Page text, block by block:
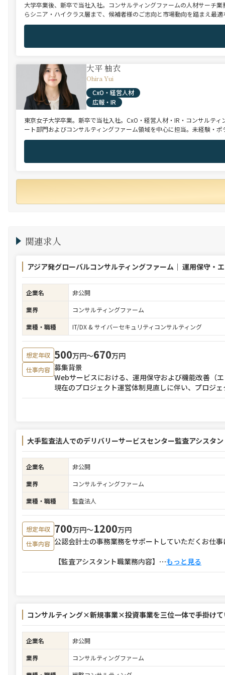
大学卒業後、新卒で当社入社。コンサルティングファームの人材サーチ
らシニア・ハイクラス層まで、候補者様のご志向と市場動向を踏まえ最
大平 柚衣
Ohira Yui
CxO・経営人材
広報・IR
東京女子大学卒業。新卒で当社入社。CxO・経営人材・IR・コンサルテ
ート部門およびコンサルティングファーム領域を中心に担当。未経験・
関連求人
アジア発グローバルコンサルティングファーム｜ 運用保守・
企業名
非公開
業界
コンサルティングファーム
業種・職種
IT/DX & サイバーセキュリティコンサルティング
想定年収 500万円〜670万円
仕事内容 募集背景
Webサービスにおける、運用保守および機能改善（
現在のプロジェクト運営体制見直しに伴い、プロジ
大手監査法人でのデリバリーサービスセンター監査アシスタ
企業名
非公開
業界
コンサルティングファーム
業種・職種
監査法人
想定年収 700万円〜1200万円
仕事内容 公認会計士の事務業務をサポートしていただくお仕
【監査アシスタント職業務内容】 ⋯もっと見る
コンサルティング×新規事業×投資事業を三位一体で手掛け
企業名
非公開
業界
コンサルティングファーム